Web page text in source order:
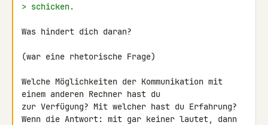
> schicken.
Was hindert dich daran?
(war eine rhetorische Frage)
Welche Möglichkeiten der Kommunikation mit
einem anderen Rechner hast du
zur Verfügung? Mit welcher hast du Erfahrung?
Wenn die Antwort: mit gar keiner lautet, dann